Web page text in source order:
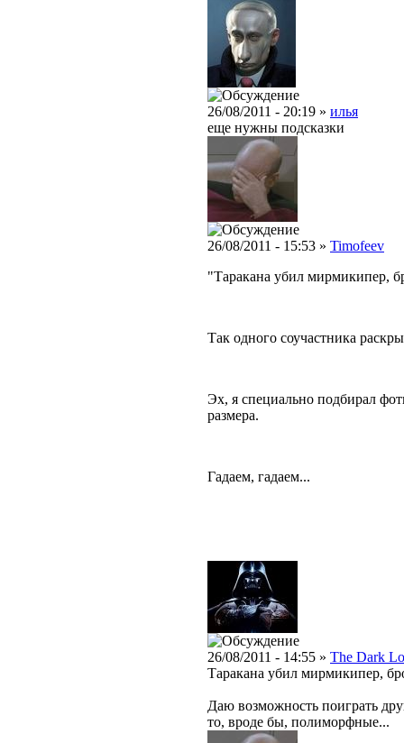
26/08/2011 - 20:19 » илья
еще нужны подсказки
26/08/2011 - 15:53 » Timofeev
"Таракана убил мирмикипер,
Так одного соучастника
Эх, я специально подбирал
размера.
Гадаем, гадаем...
26/08/2011 - 14:55 » The Dark
Таракана убил мирмикипер,
Даю возможность поиграть
то, вроде бы, полиморфные...